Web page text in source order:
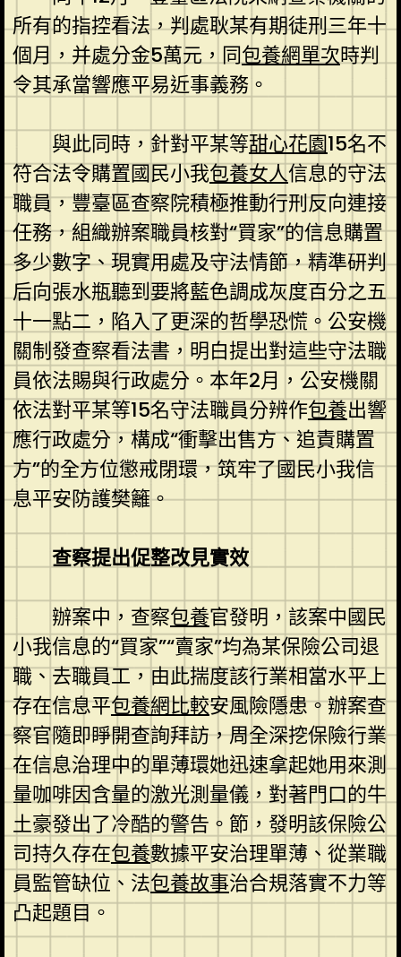
所有的指控看法，判處耿某有期徒刑三年十
個月，并處分金5萬元，同包養網單次時判
令其承當響應平易近事義務。
與此同時，針對平某等甜心花園15名不
符合法令購置國民小我包養女人信息的守法
職員，豐臺區查察院積極推動行刑反向連接
任務，組織辦案職員核對“買家”的信息購置
多少數字、現實用處及守法情節，精準研判
后向張水瓶聽到要將藍色調成灰度百分之五
十一點二，陷入了更深的哲學恐慌。公安機
關制發查察看法書，明白提出對這些守法職
員依法賜與行政處分。本年2月，公安機關
依法對平某等15名守法職員分辨作包養出響
應行政處分，構成“衝擊出售方、追責購置
方”的全方位懲戒閉環，筑牢了國民小我信
息平安防護樊籬。
查察提出促整改見實效
辦案中，查察包養官發明，該案中國民
小我信息的“買家”“賣家”均為某保險公司退
職、去職員工，由此揣度該行業相當水平上
存在信息平包養網比較安風險隱患。辦案查
察官隨即睜開查詢拜訪，周全深挖保險行業
在信息治理中的單薄環她迅速拿起她用來測
量咖啡因含量的激光測量儀，對著門口的牛
土豪發出了冷酷的警告。節，發明該保險公
司持久存在包養數據平安治理單薄、從業職
員監管缺位、法包養故事治合規落實不力等
凸起題目。